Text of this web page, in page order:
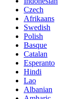
Czech
Afrikaans
Swedish
Polish
Basque
Catalan
Esperanto
Hindi
Lao
Albanian